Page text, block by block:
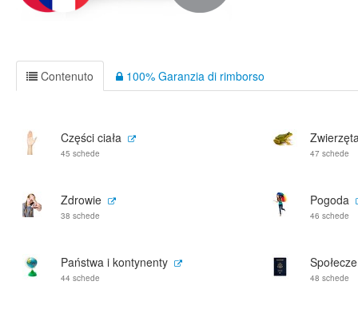
Contenuto 100% Garanzia di rimborso
Części ciała
45 schede 47 schede
Zdrowie
38 schede
Pogoda
46 schede
Państwa i kontynenty
44 schede 48 schede